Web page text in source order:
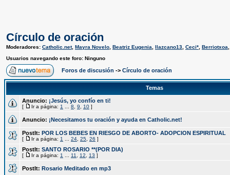
Círculo de oración
Moderadores: Catholic.net, Mayra Novelo Beatriz Eugenia llazcano13 Ceci* Berriotxoa
Usuarios navegando este foro: Ninguno
Foros de discusión -> Círculo de oración
Temas
Anuncio: ¡Jesús, yo confío en ti!
[ Ir a página: 1 8 9 10 ]
Anuncio: ¡Necesitamos tu oración y ayuda en Catholic.net!
PostIt: POR LOS BEBES EN RIESGO DE ABORTO- ADOPCION ESPIRITUAL
[ Ir a página: 1 24 25 26 ]
PostIt: SANTO ROSARIO **(POR DIA)
[ Ir a página: 1 11 12 13 ]
PostIt: Rosario Meditado en mp3